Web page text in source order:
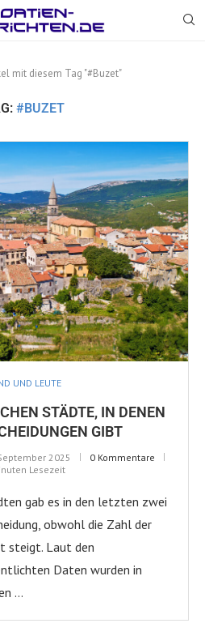
mit diesem Tag "#Buzet"
#BUZET
UND LEUTE
STÄDTE, IN DENEN
GIBT
2025
0 Kommentare
Lesezeit
gab es in den letzten zwei
obwohl die Zahl der
steigt. Laut den
Daten wurden in
…